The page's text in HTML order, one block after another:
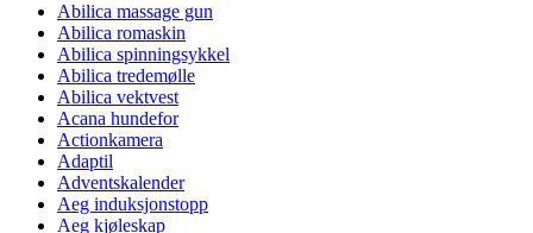
Abilica massage gun
Abilica romaskin
Abilica spinningsykkel
Abilica tredemølle
Abilica vektvest
Acana hundefor
Actionkamera
Adaptil
Adventskalender
Aeg induksjonstopp
Aeg kjøleskap